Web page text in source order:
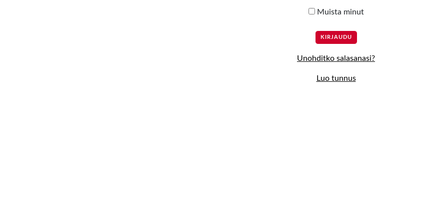
Muista minut
Unohditko salasanasi?
Luo tunnus